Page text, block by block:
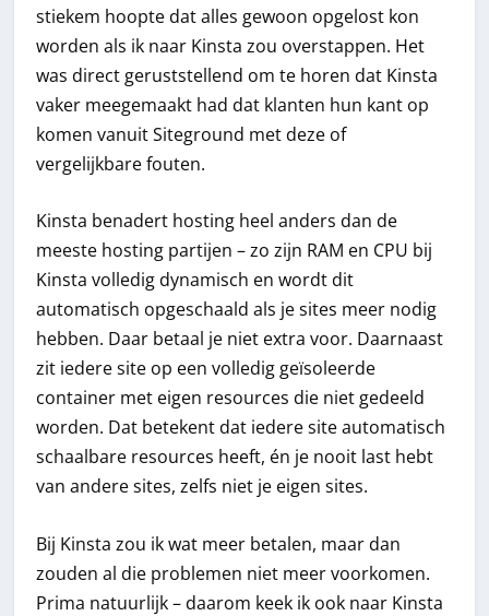
stiekem hoopte dat alles gewoon opgelost kon
worden als ik naar Kinsta zou overstappen. Het
was direct geruststellend om te horen dat Kinsta
vaker meegemaakt had dat klanten hun kant op
komen vanuit Siteground met deze of
vergelijkbare fouten.
Kinsta benadert hosting heel anders dan de
meeste hosting partijen – zo zijn RAM en CPU bij
Kinsta volledig dynamisch en wordt dit
automatisch opgeschaald als je sites meer nodig
hebben. Daar betaal je niet extra voor. Daarnaast
zit iedere site op een volledig geïsoleerde
container met eigen resources die niet gedeeld
worden. Dat betekent dat iedere site automatisch
schaalbare resources heeft, én je nooit last hebt
van andere sites, zelfs niet je eigen sites.
Bij Kinsta zou ik wat meer betalen, maar dan
zouden al die problemen niet meer voorkomen.
Prima natuurlijk – daarom keek ik ook naar Kinsta